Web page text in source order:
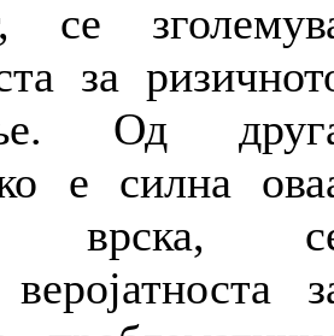
се
за
Од
е силна
врска,